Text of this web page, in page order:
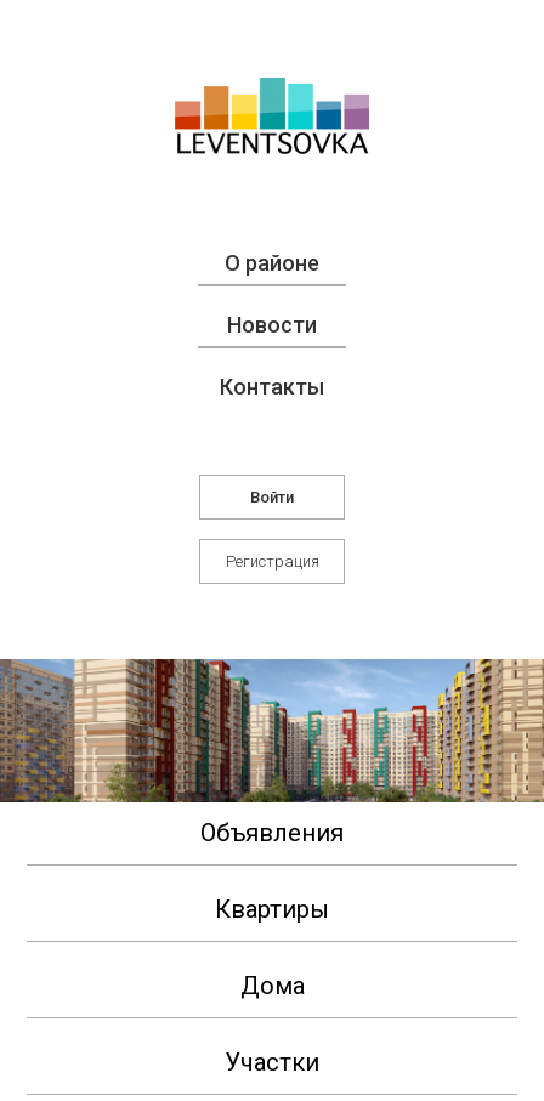
О районе
Новости
Контакты
Войти
Регистрация
Объявления
Квартиры
Дома
Участки